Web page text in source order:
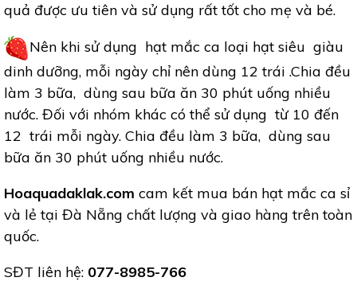
quả được ưu tiên và sử dụng rất tốt cho mẹ và bé.
Nên khi sử dụng hạt mắc ca loại hạt siêu giàu
dinh dưỡng, mỗi ngày chỉ nên dùng 12 trái .Chia đều
làm 3 bữa, dùng sau bữa ăn 30 phút uống nhiều
nước. Đối với nhóm khác có thể sử dụng từ 10 đến
12 trái mỗi ngày. Chia đều làm 3 bữa, dùng sau
bữa ăn 30 phút uống nhiều nước.
Hoaquadaklak.com cam kết mua bán hạt mắc ca sỉ
và lẻ tại Đà Nẵng chất lượng và giao hàng trên toàn
quốc.
SĐT liên hệ: 077-8985-766